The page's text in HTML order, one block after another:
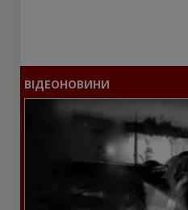
ВІДЕОНОВИНИ